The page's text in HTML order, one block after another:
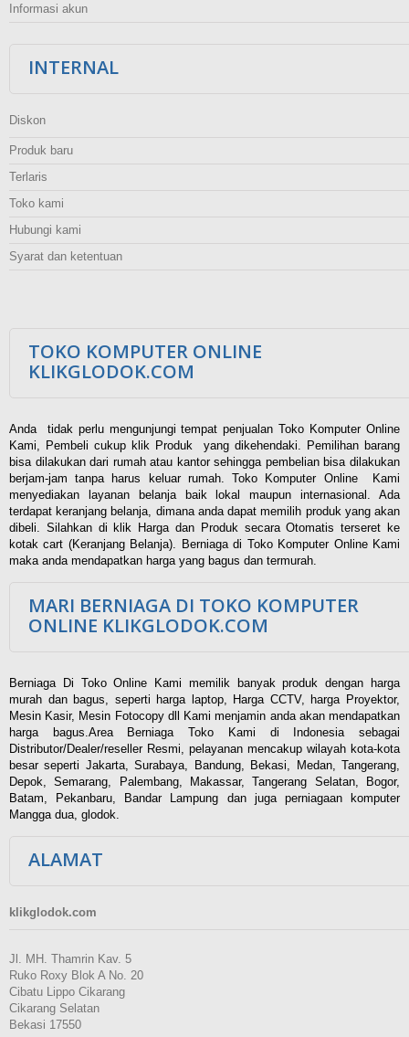
Informasi akun
INTERNAL
Diskon
Produk baru
Terlaris
Toko kami
Hubungi kami
Syarat dan ketentuan
TOKO KOMPUTER ONLINE
KLIKGLODOK.COM
Anda tidak perlu mengunjungi tempat penjualan Toko Komputer Online
Kami, Pembeli cukup klik Produk yang dikehendaki. Pemilihan barang
bisa dilakukan dari rumah atau kantor sehingga pembelian bisa dilakukan
berjam-jam tanpa harus keluar rumah. Toko Komputer Online Kami
menyediakan layanan belanja baik lokal maupun internasional. Ada
terdapat keranjang belanja, dimana anda dapat memilih produk yang akan
dibeli. Silahkan di klik Harga dan Produk secara Otomatis terseret ke
kotak cart (Keranjang Belanja). Berniaga di Toko Komputer Online Kami
maka anda mendapatkan harga yang bagus dan termurah.
MARI BERNIAGA DI TOKO KOMPUTER
ONLINE KLIKGLODOK.COM
Berniaga Di Toko Online Kami memilik banyak produk dengan harga
murah dan bagus, seperti harga laptop, Harga CCTV, harga Proyektor,
Mesin Kasir, Mesin Fotocopy dll Kami menjamin anda akan mendapatkan
harga bagus.Area Berniaga Toko Kami di Indonesia sebagai
Distributor/Dealer/reseller Resmi, pelayanan mencakup wilayah kota-kota
besar seperti Jakarta, Surabaya, Bandung, Bekasi, Medan, Tangerang,
Depok, Semarang, Palembang, Makassar, Tangerang Selatan, Bogor,
Batam, Pekanbaru, Bandar Lampung dan juga perniagaan komputer
Mangga dua, glodok.
ALAMAT
klikglodok.com
Jl. MH. Thamrin Kav. 5
Ruko Roxy Blok A No. 20
Cibatu Lippo Cikarang
Cikarang Selatan
Bekasi 17550